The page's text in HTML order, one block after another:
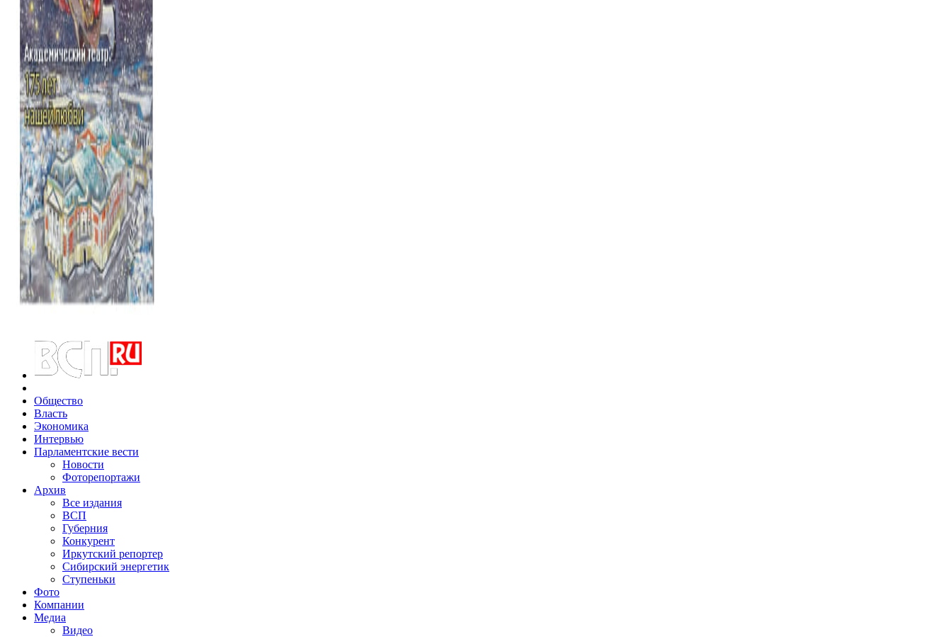
Общество
Власть
Экономика
Интервью
Парламентские вести
Новости
Фоторепортажи
Архив
Все издания
ВСП
Губерния
Конкурент
Иркутский репортер
Сибирский энергетик
Ступеньки
Фото
Компании
Медиа
Видео